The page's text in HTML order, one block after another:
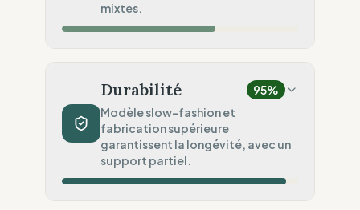
mixtes.
Mélange naturel & synthétique
Sécurité Chimique
Certifié OEKO-TEX ou GOTS
Engagement Environnemental
Objectifs environnementaux vagues
Durabilité 95%
Modèle slow-fashion et
fabrication supérieure
garantissent la longévité, avec un
support partiel.